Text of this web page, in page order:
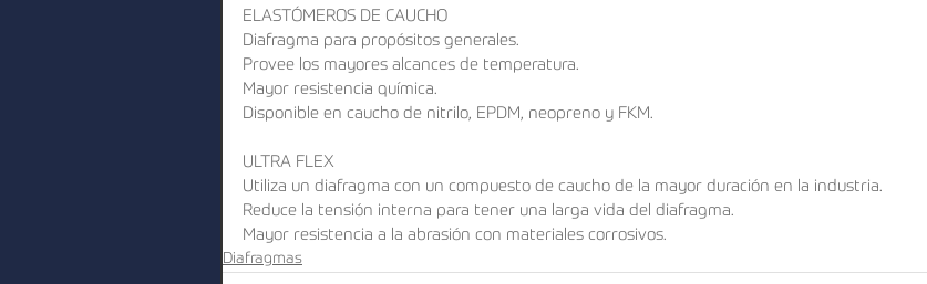
ELASTÓMEROS DE CAUCHO
Diafragma para propósitos generales.
Provee los mayores alcances de temperatura.
Mayor resistencia química.
Disponible en caucho de nitrilo, EPDM, neopreno y FKM.
ULTRA FLEX
Utiliza un diafragma con un compuesto de caucho de la mayor duración en la industria.
Reduce la tensión interna para tener una larga vida del diafragma.
Mayor resistencia a la abrasión con materiales corrosivos.
Diafragmas